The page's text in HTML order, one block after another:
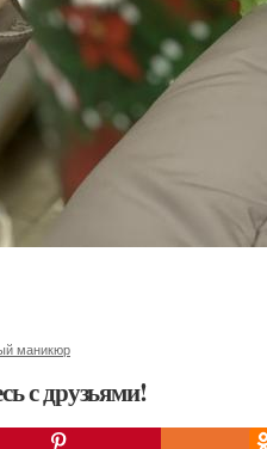
маникюр
с друзьями!